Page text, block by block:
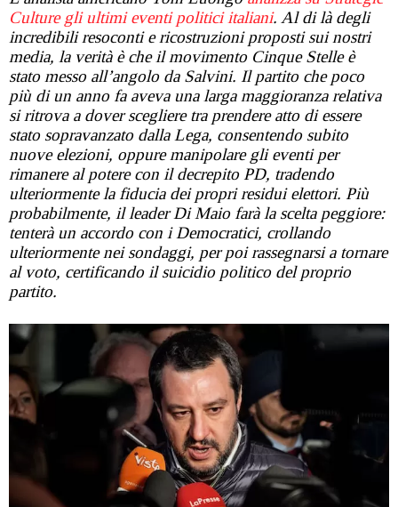
Culture gli ultimi eventi politici italiani. Al di là degli
incredibili resoconti e ricostruzioni proposti sui nostri
media, la verità è che il movimento Cinque Stelle è
stato messo all’angolo da Salvini. Il partito che poco
più di un anno fa aveva una larga maggioranza relativa
si ritrova a dover scegliere tra prendere atto di essere
stato sopravanzato dalla Lega, consentendo subito
nuove elezioni, oppure manipolare gli eventi per
rimanere al potere con il decrepito PD, tradendo
ulteriormente la fiducia dei propri residui elettori. Più
probabilmente, il leader Di Maio farà la scelta peggiore:
tenterà un accordo con i Democratici, crollando
ulteriormente nei sondaggi, per poi rassegnarsi a tornare
al voto, certificando il suicidio politico del proprio
partito.